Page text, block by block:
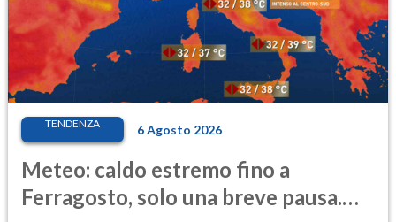
TENDENZA 6 Agosto 2026
Meteo: caldo estremo fino a
Ferragosto, solo una breve pausa.